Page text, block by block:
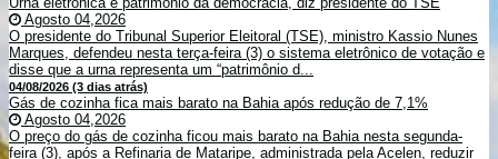
Agosto 04,2026
O presidente do Tribunal Superior Eleitoral (TSE), ministro Kassio Nunes
Marques, defendeu nesta terça-feira (3) o sistema eletrônico de votação e
disse que a urna representa um “patrimônio d...
04/08/2026 (3 dias atrás)
Gás de cozinha fica mais barato na Bahia após redução de 7,1%
Agosto 04,2026
O preço do gás de cozinha ficou mais barato na Bahia nesta segunda-
feira (3), após a Refinaria de Mataripe, administrada pela Acelen, reduzir